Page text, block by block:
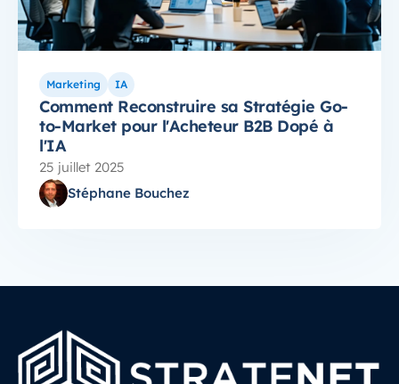
Marketing IA
Comment Reconstruire sa Stratégie Go-
to-Market pour l'Acheteur B2B Dopé à
l'IA
25 juillet 2025
Stéphane Bouchez